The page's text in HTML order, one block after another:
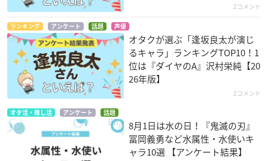
2コメント
ランキング アンケート 話題 声優
オタクが選ぶ「逢坂良太が演じ
るキャラ」ランキングTOP10！1
位は『ダイヤのA』沢村栄純【20
26年版】
2コメント
オタ活・推し活 アンケート 話題
8月1日は水の日！『鬼滅の刃』
冨岡義勇など水属性・水使いキ
ャラ10選 【アンケート結果】